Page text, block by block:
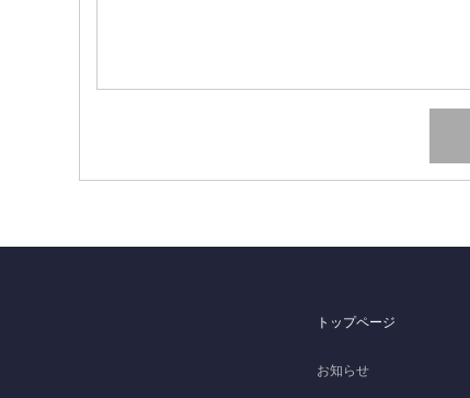
トップページ
お知らせ